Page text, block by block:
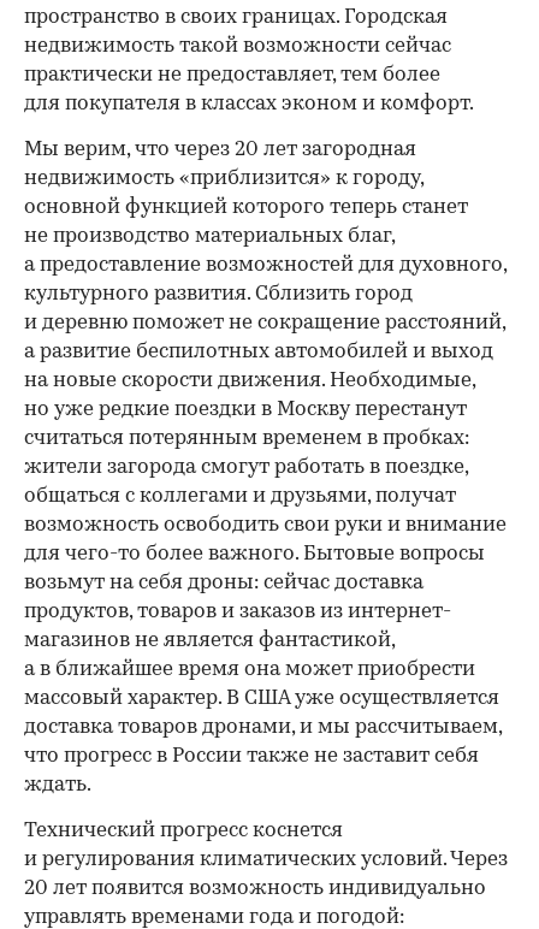
пространство в своих границах. Городская
недвижимость такой возможности сейчас
практически не предоставляет, тем более
для покупателя в классах эконом и комфорт.
Мы верим, что через 20 лет загородная
недвижимость «приблизится» к городу,
основной функцией которого теперь станет
не производство материальных благ,
а предоставление возможностей для духовного,
культурного развития. Сблизить город
и деревню поможет не сокращение расстояний,
а развитие беспилотных автомобилей и выход
на новые скорости движения. Необходимые,
но уже редкие поездки в Москву перестанут
считаться потерянным временем в пробках:
жители загорода смогут работать в поездке,
общаться с коллегами и друзьями, получат
возможность освободить свои руки и внимание
для чего-то более важного. Бытовые вопросы
возьмут на себя дроны: сейчас доставка
продуктов, товаров и заказов из интернет-
магазинов не является фантастикой,
а в ближайшее время она может приобрести
массовый характер. В США уже осуществляется
доставка товаров дронами, и мы рассчитываем,
что прогресс в России также не заставит себя
ждать.
Технический прогресс коснется
и регулирования климатических условий. Через
20 лет появится возможность индивидуально
управлять временами года и погодой: